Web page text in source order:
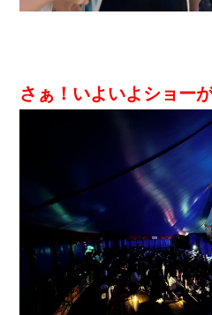
さぁ！いよいよショー